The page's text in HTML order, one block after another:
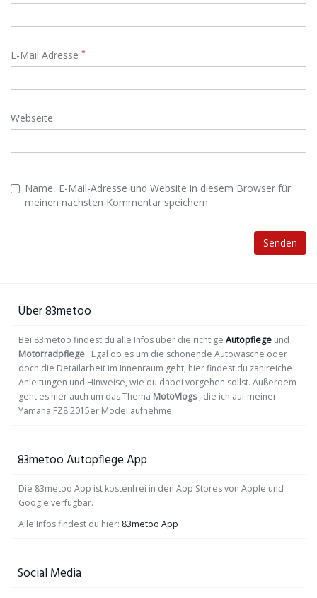
E-Mail Adresse *
Webseite
Name, E-Mail-Adresse und Website in diesem Browser für
meinen nächsten Kommentar speichern.
Über 83metoo
Bei 83metoo findest du alle Infos über die richtige Autopflege und
Motorradpflege . Egal ob es um die schonende Autowäsche oder
doch die Detailarbeit im Innenraum geht, hier findest du zahlreiche
Anleitungen und Hinweise, wie du dabei vorgehen sollst. Außerdem
geht es hier auch um das Thema MotoVlogs, die ich auf meiner
Yamaha FZ8 2015er Model aufnehme.
83metoo Autopflege App
Die 83metoo App ist kostenfrei in den App Stores von Apple und
Google verfügbar.
Alle Infos findest du hier: 83metoo App
Social Media